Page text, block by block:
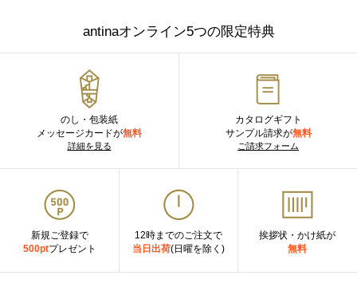
antinaオンライン5つの限定特典
のし・包装紙
メッセージカードが無料
詳細を見る
カタログギフト
サンプル請求が無料
ご請求フォーム
新規ご登録で
500ptプレゼント
12時までのご注文で
当日出荷(日曜を除く)
挨拶状・かけ紙が
無料